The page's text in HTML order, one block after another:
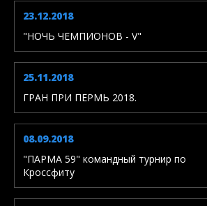
23.12.2018
"НОЧЬ ЧЕМПИОНОВ - V"
25.11.2018
ГРАН ПРИ ПЕРМЬ 2018.
08.09.2018
"ПАРМА 59" командный турнир по
Кроссфиту